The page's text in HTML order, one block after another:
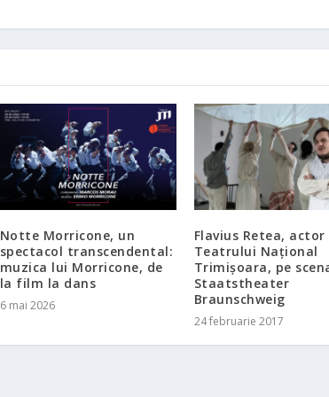
Notte Morricone, un
spectacol transcendental:
muzica lui Morricone, de
la film la dans
6 mai 2026
Flavius Retea, actor
Teatrului Național
Trimișoara, pe
Staatstheater
Braunschweig
24 februarie 2017